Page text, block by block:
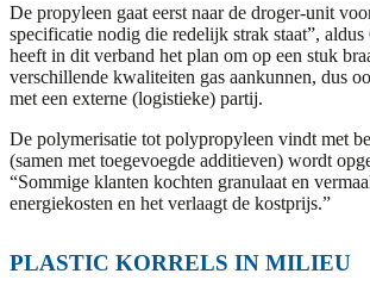
De propyleen gaat eerst naar de droger-unit
specificatie nodig die redelijk strak staat”,
heeft in dit verband het plan om op een stuk
verschillende kwaliteiten gas aankunnen, dus
met een externe (logistieke) partij.
De polymerisatie tot polypropyleen vindt met
(samen met toegevoegde additieven) wordt
“Sommige klanten kochten granulaat en
energiekosten en het verlaagt de kostprijs.”
PLASTIC KORRELS IN MILIEU